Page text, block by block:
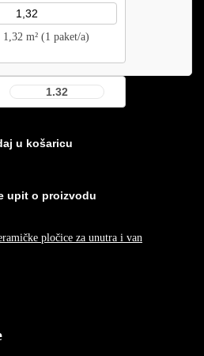
m² (1 paket/a)
u košaricu
pločice za unutra i van